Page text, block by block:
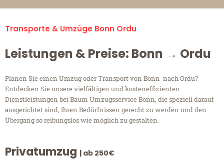
Transporte & Umzüge Bonn Ordu
Leistungen & Preise: Bonn → Ordu
Planen Sie einen Umzug oder Transport von Bonn nach Ordu?
Entdecken Sie unsere vielfältigen und kosteneffizienten
Dienstleistungen bei Baum Umzugsservice Bonn, die speziell darauf
ausgerichtet sind, Ihren Bedürfnissen gerecht zu werden und den
Übergang so reibungslos wie möglich zu gestalten.
Privatumzug | ab 250€